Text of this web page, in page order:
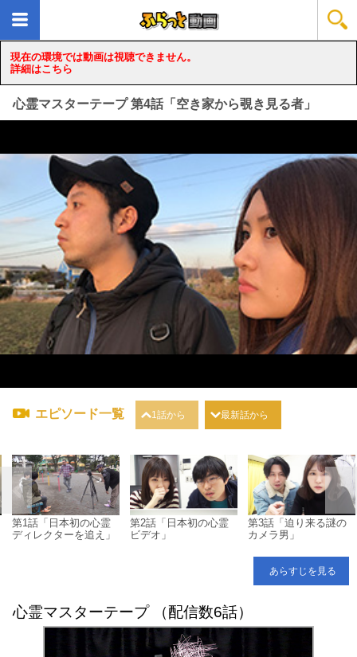
現在の環境では動画は視聴できません。
詳細はこちら
心霊マスターテープ 第4話「空き家から覗き見る者」
loading...
エピソード一覧 1話から 最新話から
第1話「日本初の心霊
ディレクターを追え」
第2話「日本初の心霊
ビデオ」
第3話「迫り来る謎の
カメラ男」
あらすじを見る
心霊マスターテープ （配信数6話）